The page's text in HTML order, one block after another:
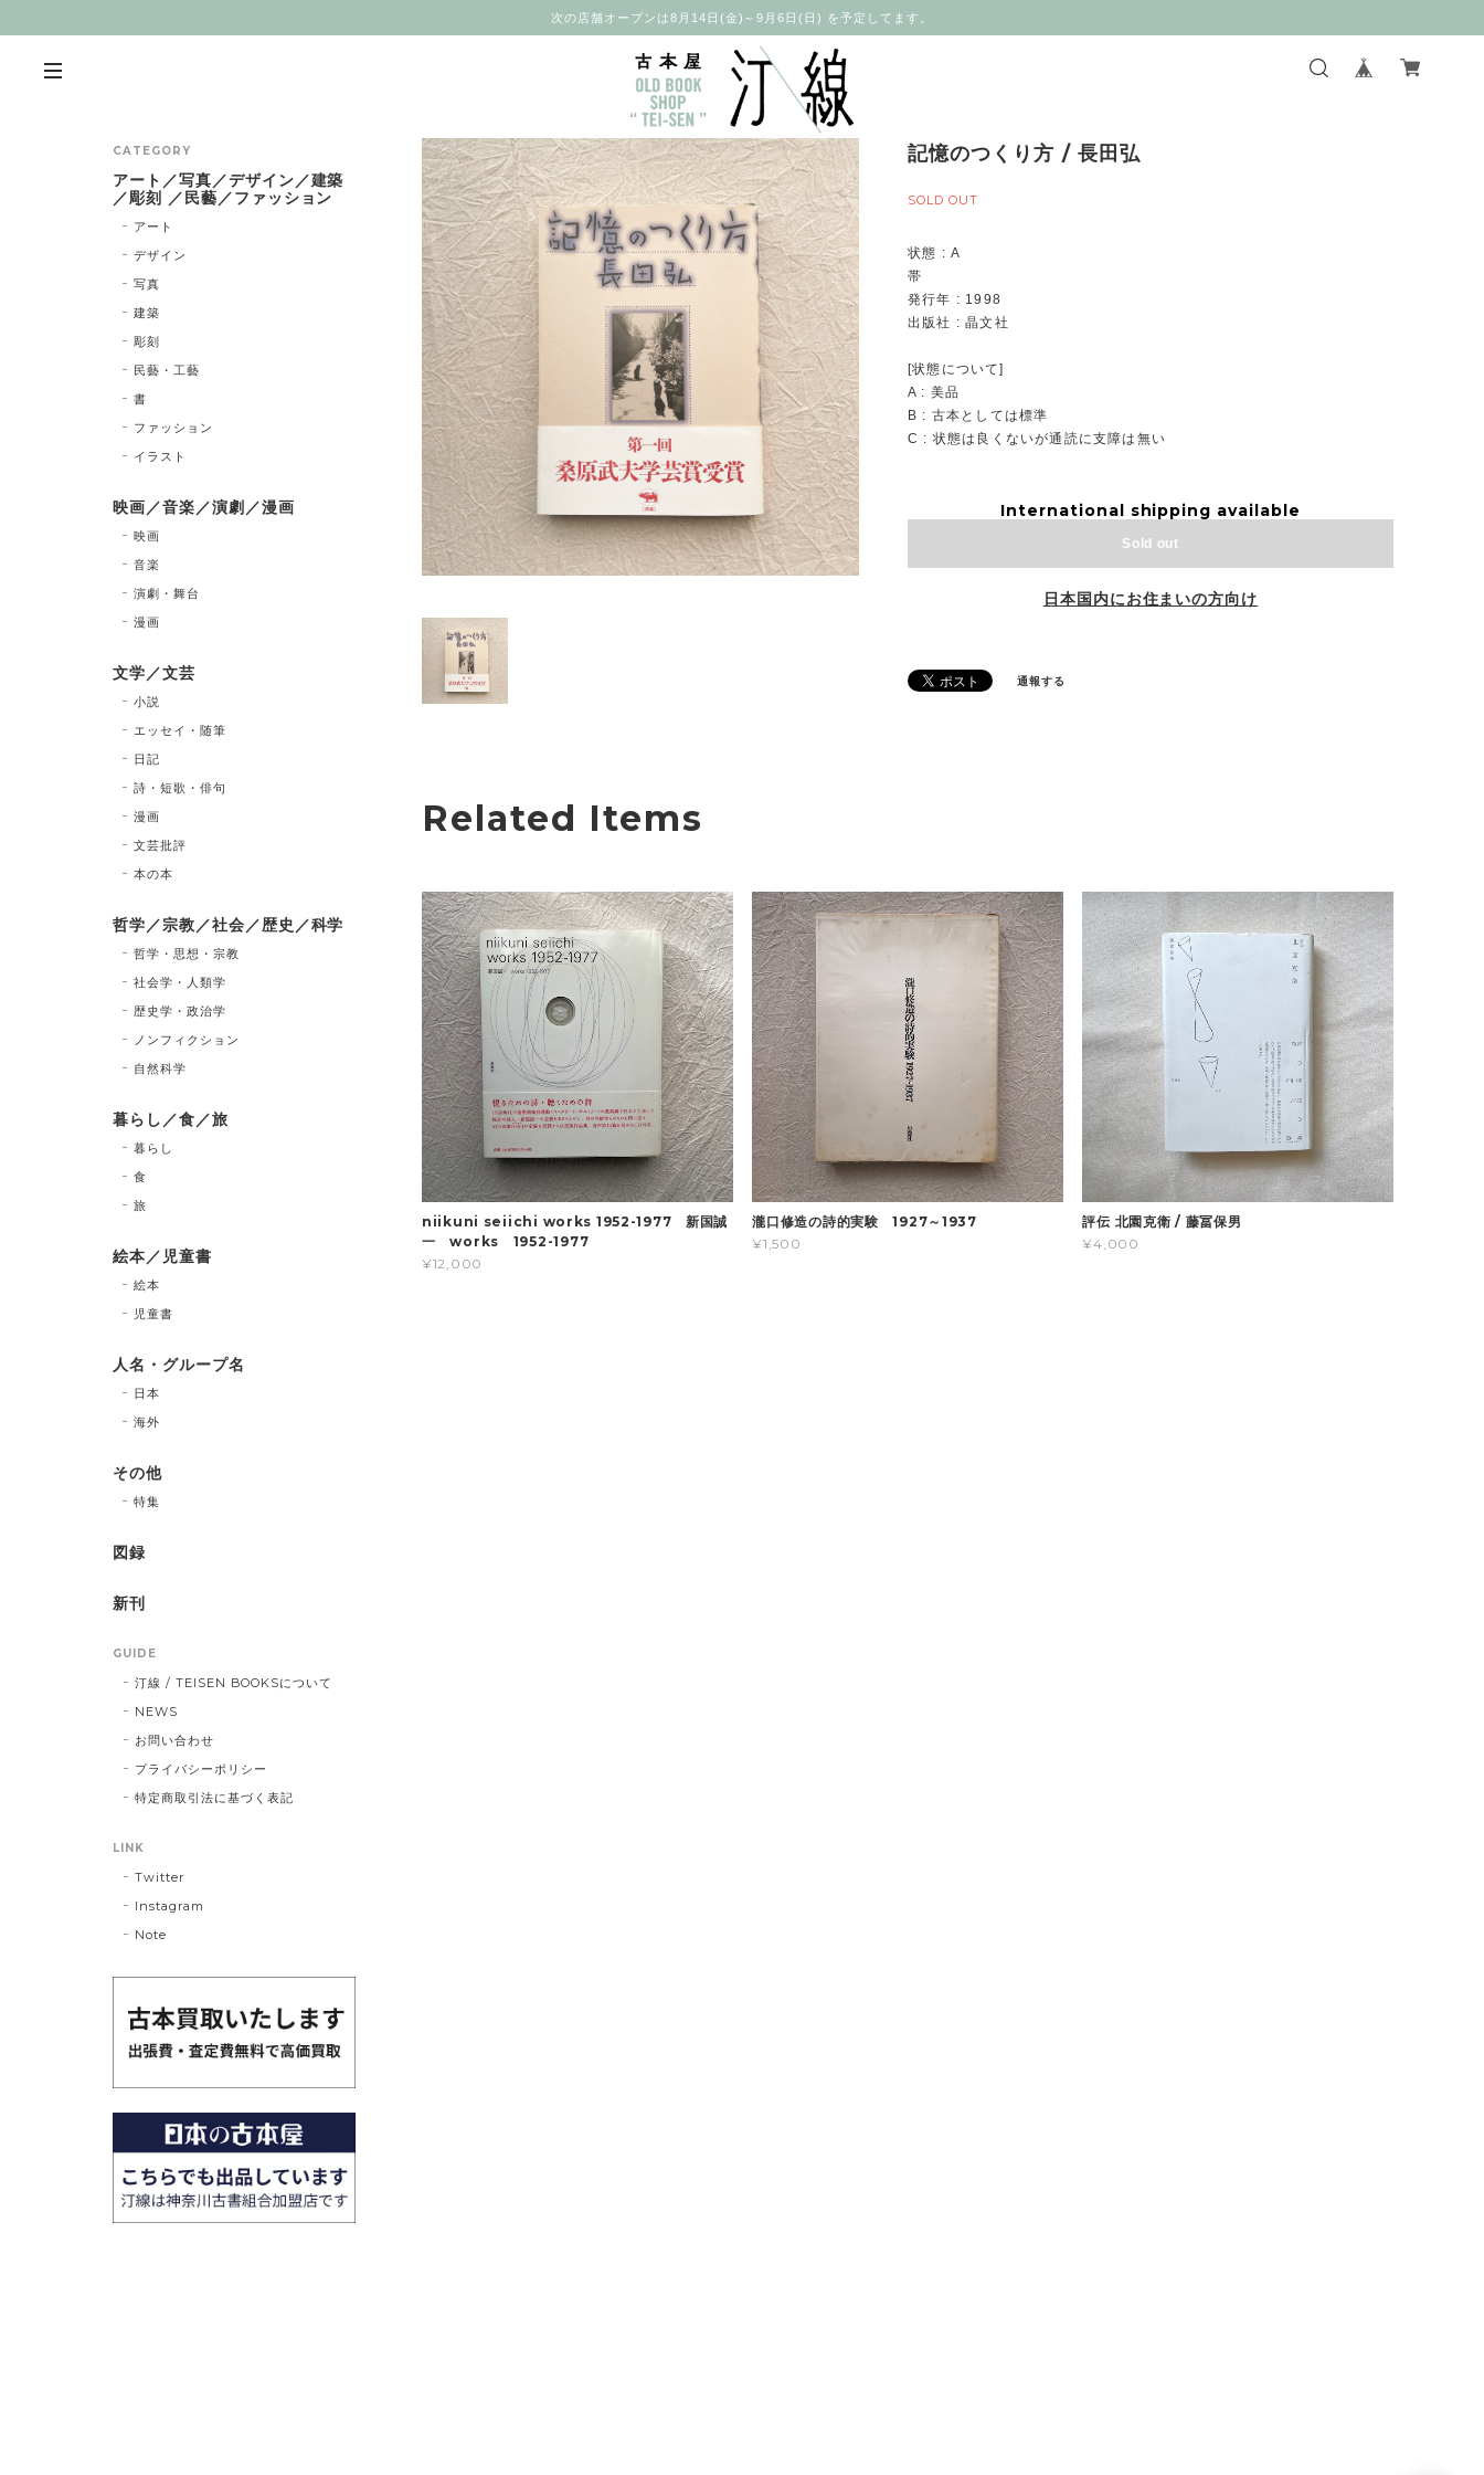
次の店舗オープンは8月14日(金)～9月6日(日) を予定してます。
記憶のつくり方 / 長田弘
SOLD OUT
状態 : A
帯
発行年 : 1998
出版社 : 晶文社
[状態について]
A : 美品
B : 古本としては標準
C : 状態は良くないが通読に支障は無い
International shipping available
Sold out
日本国内にお住まいの方向け
通報する
Related Items
niikuni seiichi works 1952-1977 新国誠
一 works 1952-1977
¥12,000
瀧口修造の詩的実験 1927～1937
¥1,500
評伝 北園克衛 / 藤冨保男
¥4,000
CATEGORY
アート／写真／デザイン／建築
／彫刻 ／民藝／ファッション
アート
デザイン
写真
建築
彫刻
民藝・工藝
書
ファッション
イラスト
映画／音楽／演劇／漫画
映画
音楽
演劇・舞台
漫画
文学／文芸
小説
エッセイ・随筆
日記
詩・短歌・俳句
漫画
文芸批評
本の本
哲学／宗教／社会／歴史／科学
哲学・思想・宗教
社会学・人類学
歴史学・政治学
ノンフィクション
自然科学
暮らし／食／旅
暮らし
食
旅
絵本／児童書
絵本
児童書
人名・グループ名
日本
海外
その他
特集
図録
新刊
GUIDE
汀線 / TEISEN BOOKSについて
NEWS
お問い合わせ
プライバシーポリシー
特定商取引法に基づく表記
LINK
Twitter
Instagram
Note